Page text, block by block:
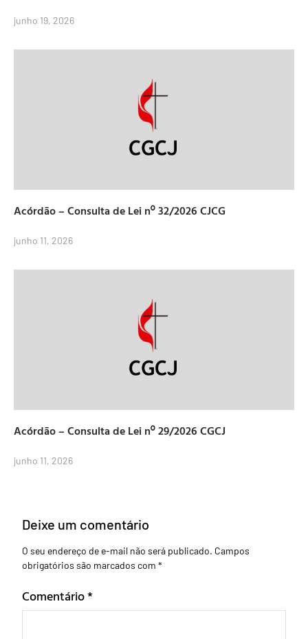
junho 19, 2026
Acórdão – Consulta de Lei nº 32/2026 CJCG
junho 11, 2026
Acórdão – Consulta de Lei nº 29/2026 CGCJ
junho 11, 2026
Deixe um comentário
O seu endereço de e-mail não será publicado. Campos
obrigatórios são marcados com *
Comentário*